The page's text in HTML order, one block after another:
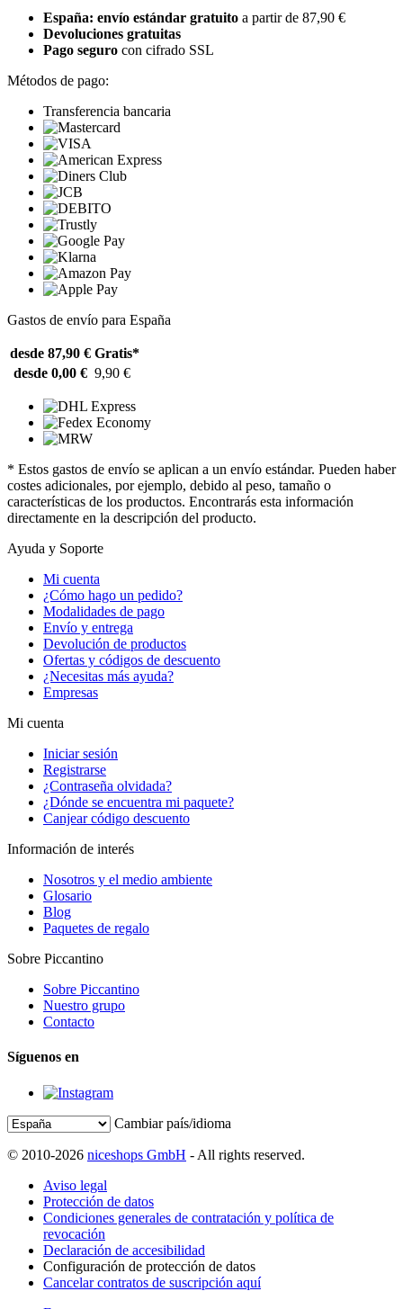
España: envío estándar gratuito a partir de 87,90 €
Devoluciones gratuitas
Pago seguro con cifrado SSL
Métodos de pago:
Transferencia bancaria
Gastos de envío para España
desde 87,90 € Gratis*
desde 0,00 € 9,90 €
* Estos gastos de envío se aplican a un envío estándar. Pueden haber
costes adicionales, por ejemplo, debido al peso, tamaño o
características de los productos. Encontrarás esta información
directamente en la descripción del producto.
Ayuda y Soporte
Mi cuenta
¿Cómo hago un pedido?
Modalidades de pago
Envío y entrega
Devolución de productos
Ofertas y códigos de descuento
¿Necesitas más ayuda?
Empresas
Mi cuenta
Iniciar sesión
Registrarse
¿Contraseña olvidada?
¿Dónde se encuentra mi paquete?
Canjear código descuento
Información de interés
Nosotros y el medio ambiente
Glosario
Blog
Paquetes de regalo
Sobre Piccantino
Sobre Piccantino
Nuestro grupo
Contacto
Síguenos en
Cambiar país/idioma
© 2010-2026 niceshops GmbH - All rights reserved.
Aviso legal
Protección de datos
Condiciones generales de contratación y política de
revocación
Declaración de accesibilidad
Configuración de protección de datos
Cancelar contratos de suscripción aquí